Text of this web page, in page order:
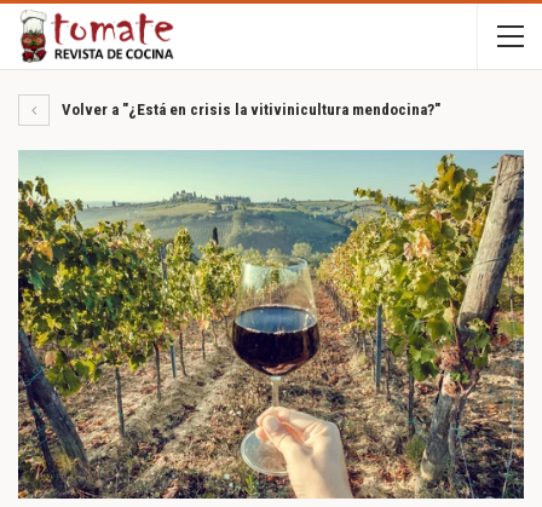
Volver a "¿Está en crisis la vitivinicultura mendocina?"